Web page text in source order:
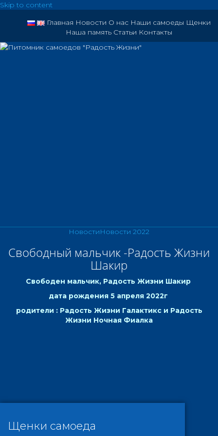
Skip to content
Главная Новости О нас Наши самоеды Щенки
Наша память Статьи Контакты
НовостиНовости 2022
Свободный мальчик -Радость Жизни
Шакир
Свободен мальчик, Радость Жизни Шакир
дата рождения 5 апреля 2022г
родители : Радость Жизни Галактикс и Радость
Жизни Ночная Фиалка
Щенки самоеда